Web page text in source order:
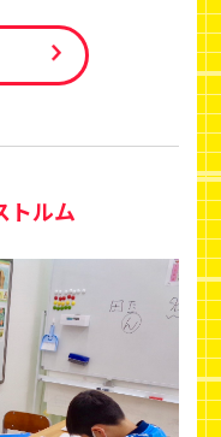
トルム